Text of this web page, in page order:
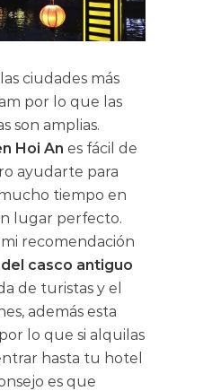
ciudades más
por lo que las
son amplias.
Hoi An es fácil de
ayudarte para
tiempo en
lugar perfecto.
recomendación
casco antiguo
de turistas y el
además esta
lo que si alquilas
hasta tu hotel
es que